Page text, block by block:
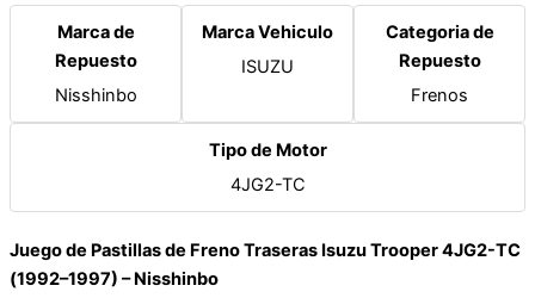
Marca de
Repuesto
Nisshinbo
Marca Vehiculo
ISUZU
Categoria de
Repuesto
Frenos
Tipo de Motor
4JG2-TC
Juego de Pastillas de Freno Traseras Isuzu Trooper 4JG2-TC
(1992–1997) – Nisshinbo